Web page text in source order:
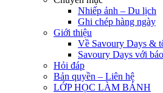
Nhiếp ảnh – Du lịch
Ghi chép hàng ngày
Giới thiệu
Về Savoury Days &
Savoury Days với
Hỏi đáp
Bản quyền – Liên hệ
LỚP HỌC LÀM BÁNH